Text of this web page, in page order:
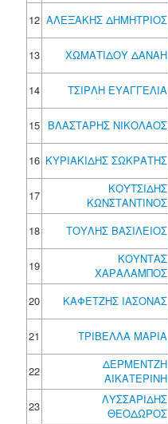
12 ΑΛΕΞΑΚΗΣ ΔΗΜΗΤΡΙΟΣ
13
ΧΩΜΑΤΙΔΟΥ ΔΑΝΑΗ
14
ΤΣΙΡΛΗ ΕΥΑΓΓΕΛΙΑ
15 ΒΛΑΣΤΑΡΗΣ ΝΙΚΟΛΑΟΣ
16 ΚΥΡΙΑΚΙΔΗΣ ΣΩΚΡΑΤΗΣ
17
ΚΟΥΤΣΙΔΗΣ
ΚΩΝΣΤΑΝΤΙΝΟΣ
18
ΤΟΥΛΗΣ ΒΑΣΙΛΕΙΟΣ
19
ΚΟΥΝΤΑΣ
ΧΑΡΑΛΑΜΠΟΣ
20
ΚΑΦΕΤΖΗΣ ΙΑΣΟΝΑΣ
21
ΤΡΙΒΕΛΛΑ ΜΑΡΙΑ
22
ΔΕΡΜΕΝΤΖΗ
ΑΙΚΑΤΕΡΙΝΗ
23
ΛΥΣΣΑΡΙΔΗΣ
ΘΕΟΔΩΡΟΣ